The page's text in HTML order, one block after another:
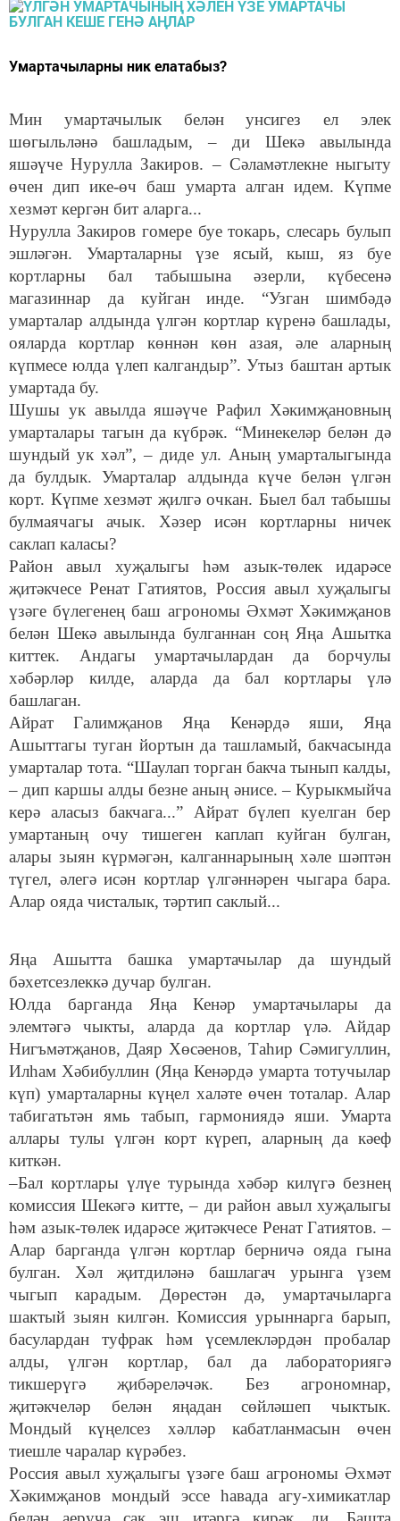
Умартачыларны ник елатабыз?
Мин умартачылык белән унсигез ел элек
шөгыльләнә башладым, – ди Шекә авылында
яшәүче Нурулла Закиров. – Сәламәтлекне ныгыту
өчен дип ике-өч баш умарта алган идем. Күпме
хезмәт кергән бит аларга...
Нурулла Закиров гомере буе токарь, слесарь булып
эшләгән. Умарталарны үзе ясый, кыш, яз буе
кортларны бал табышына әзерли, күбесенә
магазиннар да куйган инде. “Узган шимбәдә
умарталар алдында үлгән кортлар күренә башлады,
ояларда кортлар көннән көн азая, әле аларның
күпмесе юлда үлеп калгандыр”. Утыз баштан артык
умартада бу.
Шушы ук авылда яшәүче Рафил Хәкимҗановның
умарталары тагын да күбрәк. “Минекеләр белән дә
шундый ук хәл”, – диде ул. Аның умарталыгында
да булдык. Умарталар алдында күче белән үлгән
корт. Күпме хезмәт җилгә очкан. Быел бал табышы
булмаячагы ачык. Хәзер исән кортларны ничек
саклап каласы?
Район авыл хуҗалыгы һәм азык-төлек идарәсе
җитәкчесе Ренат Гатиятов, Россия авыл хуҗалыгы
үзәге бүлегенең баш агрономы Әхмәт Хәкимҗанов
белән Шекә авылында булганнан соң Яңа Ашытка
киттек. Андагы умартачылардан да борчулы
хәбәрләр килде, аларда да бал кортлары үлә
башлаган.
Айрат Галимҗанов Яңа Кенәрдә яши, Яңа
Ашыттагы туган йортын да ташламый, бакчасында
умарталар тота. “Шаулап торган бакча тынып калды,
– дип каршы алды безне аның әнисе. – Курыкмыйча
керә аласыз бакчага...” Айрат бүлеп куелган бер
умартаның очу тишеген каплап куйган булган,
алары зыян күрмәгән, калганнарының хәле шәптән
түгел, әлегә исән кортлар үлгәннәрен чыгара бара.
Алар ояда чисталык, тәртип саклый...
Яңа Ашытта башка умартачылар да шундый
бәхетсезлеккә дучар булган.
Юлда барганда Яңа Кенәр умартачылары да
элемтәгә чыкты, аларда да кортлар үлә. Айдар
Нигъмәтҗанов, Даяр Хөсәенов, Таһир Сәмигуллин,
Илһам Хәбибуллин (Яңа Кенәрдә умарта тотучылар
күп) умарталарны күңел халәте өчен тоталар. Алар
табигатьтән ямь табып, гармониядә яши. Умарта
аллары тулы үлгән корт күреп, аларның да кәеф
киткән.
–Бал кортлары үлүе турында хәбәр килүгә безнең
комиссия Шекәгә китте, – ди район авыл хуҗалыгы
һәм азык-төлек идарәсе җитәкчесе Ренат Гатиятов. –
Алар барганда үлгән кортлар берничә ояда гына
булган. Хәл җитдиләнә башлагач урынга үзем
чыгып карадым. Дөрестән дә, умартачыларга
шактый зыян килгән. Комиссия урыннарга барып,
басулардан туфрак һәм үсемлекләрдән пробалар
алды, үлгән кортлар, бал да лабораториягә
тикшерүгә җибәреләчәк. Без агрономнар,
җитәкчеләр белән яңадан сөйләшеп чыктык.
Мондый күңелсез хәлләр кабатланмасын өчен
тиешле чаралар күрәбез.
Россия авыл хуҗалыгы үзәге баш агрономы Әхмәт
Хәкимҗанов мондый эссе һавада агу-химикатлар